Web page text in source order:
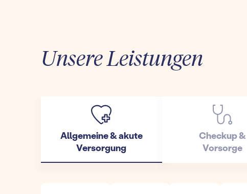
Unsere Leistungen
Allgemeine & akute
Versorgung
Checkup &
Vorsorge